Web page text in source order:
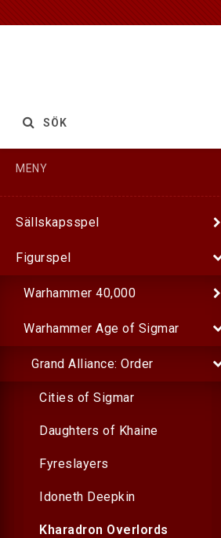
SÖK
MENY
Sällskapsspel
Figurspel
Warhammer 40,000
Warhammer Age of Sigmar
Grand Alliance: Order
Cities of Sigmar
Daughters of Khaine
Fyreslayers
Idoneth Deepkin
Kharadron Overlords